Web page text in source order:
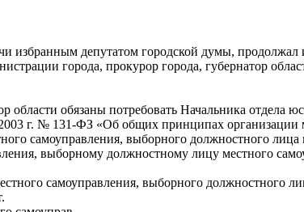
избранным депутатом городской думы, продолжал
города, прокурор города, губернатор
области обязаны потребовать Начальника
г. № 131-ФЗ «Об общих принципах организации
самоуправления, выборного должностного лица
выборному должностному лицу местного
самоуправления, выборного должностного